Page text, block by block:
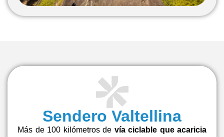
Sendero Valtellina
Más de 100 kilómetros de vía ciclable que acaricia